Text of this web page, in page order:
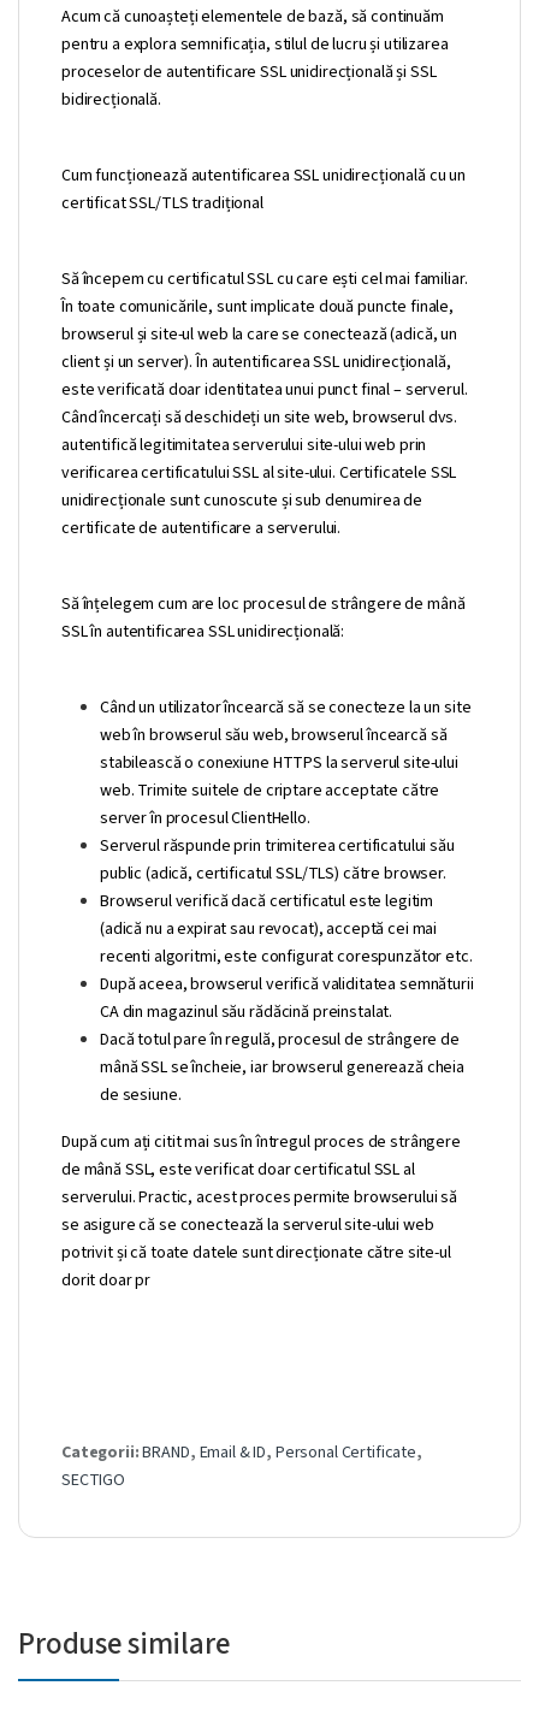
Acum că cunoașteți elementele de bază, să continuăm
pentru a explora semnificația, stilul de lucru și utilizarea
proceselor de autentificare SSL unidirecțională și SSL
bidirecțională.
Cum funcționează autentificarea SSL unidirecțională cu un
certificat SSL/TLS tradițional
Să începem cu certificatul SSL cu care ești cel mai familiar.
În toate comunicările, sunt implicate două puncte finale,
browserul și site-ul web la care se conectează (adică, un
client și un server). În autentificarea SSL unidirecțională,
este verificată doar identitatea unui punct final – serverul.
Când încercați să deschideți un site web, browserul dvs.
autentifică legitimitatea serverului site-ului web prin
verificarea certificatului SSL al site-ului. Certificatele SSL
unidirecționale sunt cunoscute și sub denumirea de
certificate de autentificare a serverului.
Să înțelegem cum are loc procesul de strângere de mână
SSL în autentificarea SSL unidirecțională:
Când un utilizator încearcă să se conecteze la un site
web în browserul său web, browserul încearcă să
stabilească o conexiune HTTPS la serverul site-ului
web. Trimite suitele de criptare acceptate către
server în procesul ClientHello.
Serverul răspunde prin trimiterea certificatului său
public (adică, certificatul SSL/TLS) către browser.
Browserul verifică dacă certificatul este legitim
(adică nu a expirat sau revocat), acceptă cei mai
recenti algoritmi, este configurat corespunzător etc.
După aceea, browserul verifică validitatea semnăturii
CA din magazinul său rădăcină preinstalat.
Dacă totul pare în regulă, procesul de strângere de
mână SSL se încheie, iar browserul generează cheia
de sesiune.
După cum ați citit mai sus în întregul proces de strângere
de mână SSL, este verificat doar certificatul SSL al
serverului. Practic, acest proces permite browserului să
se asigure că se conectează la serverul site-ului web
potrivit și că toate datele sunt direcționate către site-ul
dorit doar pr
Categorii:BRAND, Email & ID, Personal Certificate,
SECTIGO
Produse similare